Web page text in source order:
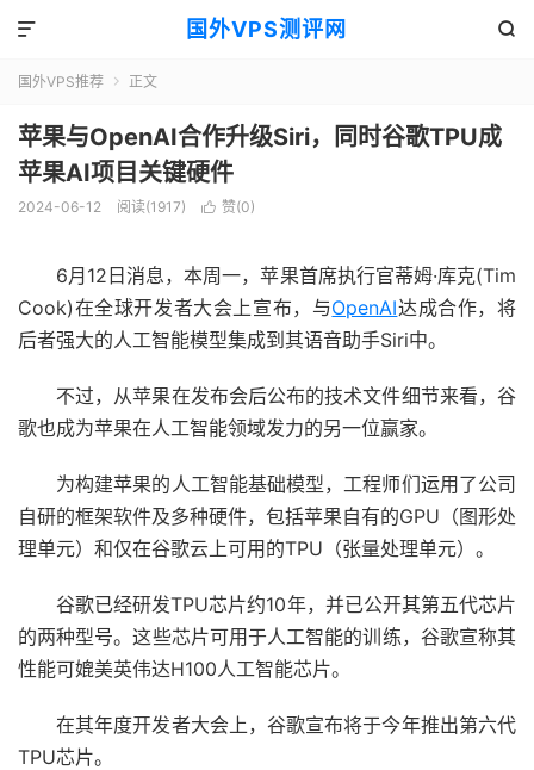
国外VPS测评网 

国外VPS推荐  正文
苹果与OpenAI合作升级Siri，同时谷歌TPU成
苹果AI项目关键硬件
2024-06-12 阅读(1917)  赞(0)
6月12日消息，本周一，苹果首席执行官蒂姆·库克(Tim
Cook)在全球开发者大会上宣布，与OpenAI达成合作，将
后者强大的人工智能模型集成到其语音助手Siri中。
不过，从苹果在发布会后公布的技术文件细节来看，谷
歌也成为苹果在人工智能领域发力的另一位赢家。
为构建苹果的人工智能基础模型，工程师们运用了公司
自研的框架软件及多种硬件，包括苹果自有的GPU（图形处
理单元）和仅在谷歌云上可用的TPU（张量处理单元）。
谷歌已经研发TPU芯片约10年，并已公开其第五代芯片
的两种型号。这些芯片可用于人工智能的训练，谷歌宣称其
性能可媲美英伟达H100人工智能芯片。
在其年度开发者大会上，谷歌宣布将于今年推出第六代
TPU芯片。